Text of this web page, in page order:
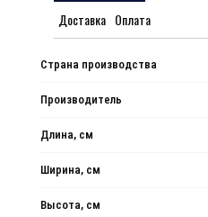
Доставка Оплата
Страна производства
Производитель
Длина, см
Ширина, см
Высота, см